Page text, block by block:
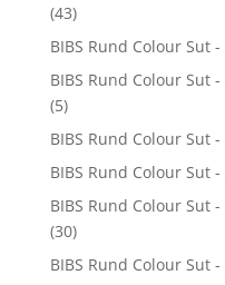
(43)
BIBS Rund Colour Sut -
BIBS Rund Colour Sut
(5)
BIBS Rund Colour Sut
BIBS Rund Colour Sut
BIBS Rund Colour Sut
(30)
BIBS Rund Colour Sut